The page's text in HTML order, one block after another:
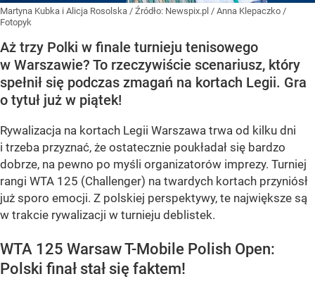
Martyna Kubka i Alicja Rosolska / Źródło: Newspix.pl / Anna Klepaczko /
Fotopyk
Aż trzy Polki w finale turnieju tenisowego
w Warszawie? To rzeczywiście scenariusz, który
spełnił się podczas zmagań na kortach Legii. Gra
o tytuł już w piątek!
Rywalizacja na kortach Legii Warszawa trwa od kilku dni
i trzeba przyznać, że ostatecznie poukładał się bardzo
dobrze, na pewno po myśli organizatorów imprezy. Turniej
rangi WTA 125 (Challenger) na twardych kortach przyniósł
już sporo emocji. Z polskiej perspektywy, te największe są
w trakcie rywalizacji w turnieju deblistek.
WTA 125 Warsaw T-Mobile Polish Open:
Polski finał stał się faktem!